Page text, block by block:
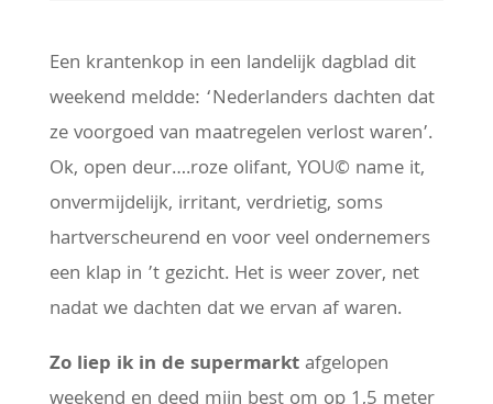
Een krantenkop in een landelijk dagblad dit
weekend meldde: ‘Nederlanders dachten dat
ze voorgoed van maatregelen verlost waren’.
Ok, open deur….roze olifant, YOU© name it,
onvermijdelijk, irritant, verdrietig, soms
hartverscheurend en voor veel ondernemers
een klap in ’t gezicht. Het is weer zover, net
nadat we dachten dat we ervan af waren.
Zo liep ik in de supermarktafgelopen